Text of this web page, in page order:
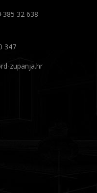
32 638
347
zupanja.hr